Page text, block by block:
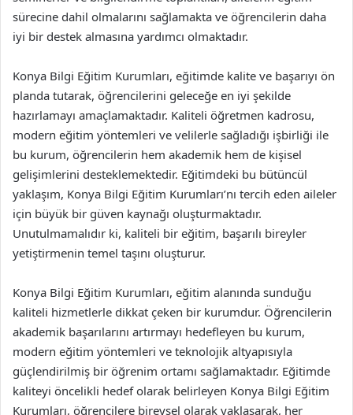
sürecine dahil olmalarını sağlamakta ve öğrencilerin daha
iyi bir destek almasına yardımcı olmaktadır.
Konya Bilgi Eğitim Kurumları, eğitimde kalite ve başarıyı ön
planda tutarak, öğrencilerini geleceğe en iyi şekilde
hazırlamayı amaçlamaktadır. Kaliteli öğretmen kadrosu,
modern eğitim yöntemleri ve velilerle sağladığı işbirliği ile
bu kurum, öğrencilerin hem akademik hem de kişisel
gelişimlerini desteklemektedir. Eğitimdeki bu bütüncül
yaklaşım, Konya Bilgi Eğitim Kurumları’nı tercih eden aileler
için büyük bir güven kaynağı oluşturmaktadır.
Unutulmamalıdır ki, kaliteli bir eğitim, başarılı bireyler
yetiştirmenin temel taşını oluşturur.
Konya Bilgi Eğitim Kurumları, eğitim alanında sunduğu
kaliteli hizmetlerle dikkat çeken bir kurumdur. Öğrencilerin
akademik başarılarını artırmayı hedefleyen bu kurum,
modern eğitim yöntemleri ve teknolojik altyapısıyla
güçlendirilmiş bir öğrenim ortamı sağlamaktadır. Eğitimde
kaliteyi öncelikli hedef olarak belirleyen Konya Bilgi Eğitim
Kurumları, öğrencilere bireysel olarak yaklaşarak, her